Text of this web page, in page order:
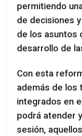
permitiendo
de decisiones
de los asuntos
desarrollo de
Con esta
además de los
integrados en
podrá atender
sesión,